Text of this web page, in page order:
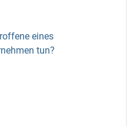
eines
tun?